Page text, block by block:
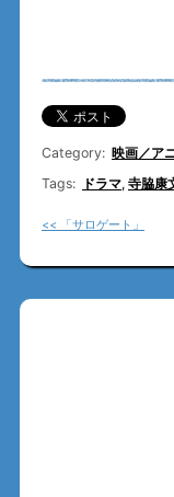
Category: 映画／ア
Tags:
ドラマ, 寺脇康
<< 「サロゲート」